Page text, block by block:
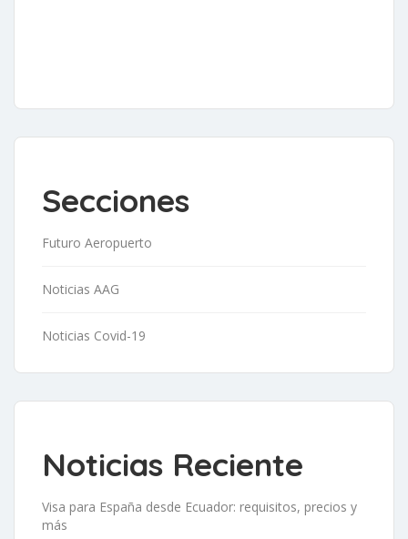
Secciones
Futuro Aeropuerto
Noticias AAG
Noticias Covid-19
Noticias Reciente
Visa para España desde Ecuador: requisitos, precios y
más